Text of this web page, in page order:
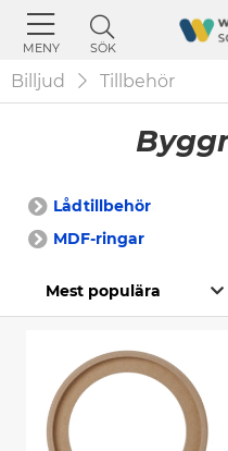
MENY SÖK
Billjud Tillbehör
Lådtillbehör
MDF-ringar